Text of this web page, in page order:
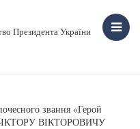
Президента України
звання «Герой
ВІКТОРОВИЧУ